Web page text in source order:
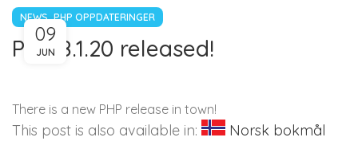
NEWS,PHP OPPDATERINGER
PHP 8.1.20 released!
09
JUN
There is a new PHP release in town!
This post is also available in: Norsk bokmål